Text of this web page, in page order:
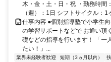
木・金・土・日・祝 ・勤務時間
（週）：1日 シフトサイクル：1
仕事内容 ●個別指導塾で小学生
の学習サポートなどで お通い頂
礎などの指導を行います！ 「一
たい！」...
業界未経験者歓迎 短期（3ヵ月以内）